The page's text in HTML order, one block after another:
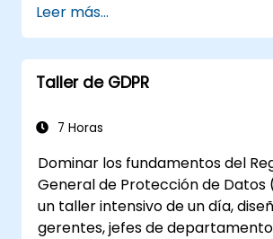
Proporcionar conocimientos
sobre las nuevas normas
tratamiento de datos
Presentar las áreas de mayor
del Reglamento General de
Preparación práctica para el
autónomo de las funciones
Protección de Datos
Leer más...
Taller de GDPR
7 Horas
Dominar los fundamentos del
General de Protección de Datos
un taller intensivo de un día,
gerentes, jefes de